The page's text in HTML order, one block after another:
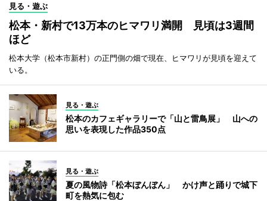
見る・遊ぶ
松本・新村で13万本のヒマワリ満開 見頃は3週間
ほど
松本大学（松本市新村）の正門側の畑で現在、ヒマワリが見頃を迎えて
いる。
見る・遊ぶ
松本のカフェギャラリーで「山と雷鳥展」 山への
思いを表現した作品350点
見る・遊ぶ
夏の風物詩「松本ぼんぼん」 かけ声と踊りで城下
町を熱気に包む